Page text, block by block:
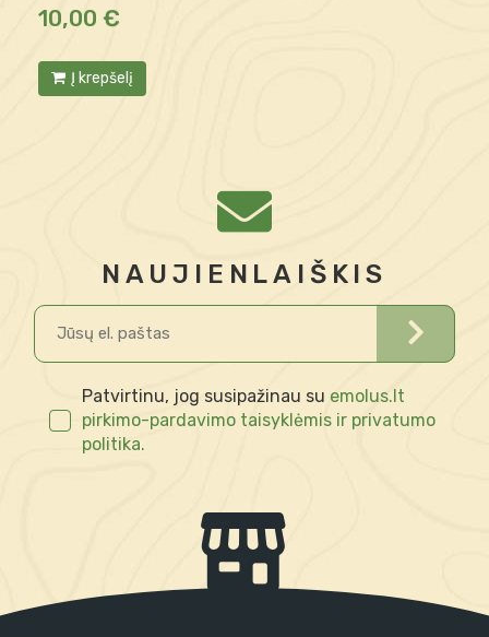
10,00 €
Į krepšelį
NAUJIENLAIŠKIS
Patvirtinu, jog susipažinau su emolus.lt
pirkimo-pardavimo taisyklėmis ir privatumo
politika.